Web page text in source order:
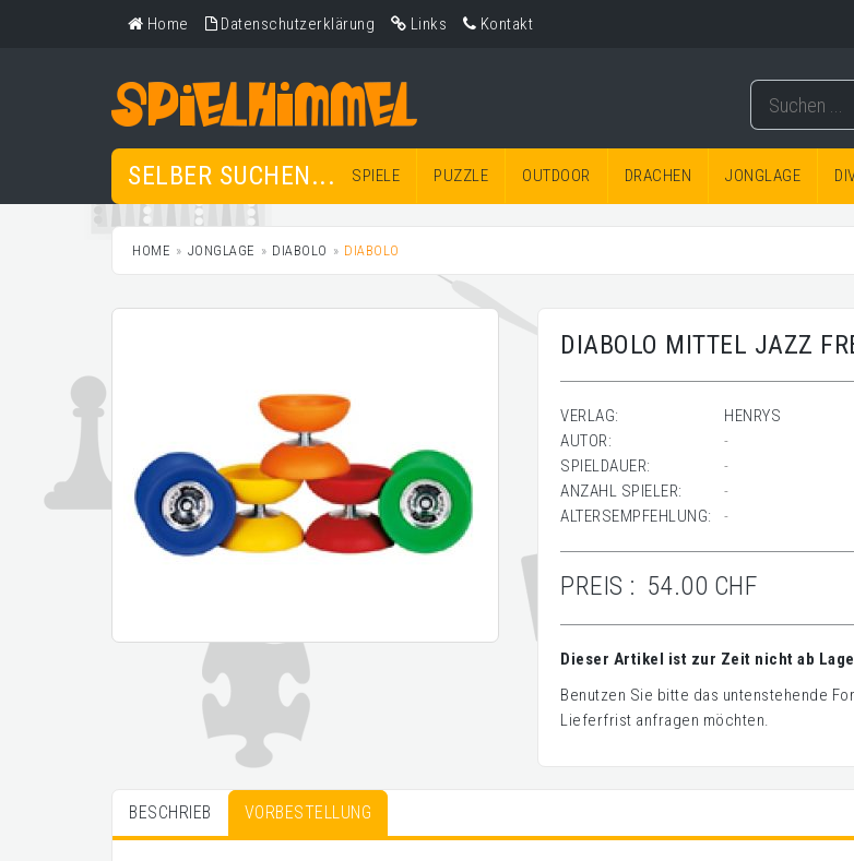
Home Datenschutzerklärung Links Kontakt
SELBER SUCHEN... SPIELE PUZZLE OUTDOOR DRACHEN JONGLAGE
HOME JONGLAGE DIABOLO DIABOLO
DIABOLO MITTEL JAZZ
VERLAG:
HENRYS
AUTOR:
-
SPIELDAUER:
-
ANZAHL SPIELER:
-
ALTERSEMPFEHLUNG:
-
PREIS : 54.00 CHF
Dieser Artikel ist zur Zeit nicht ab
Benutzen Sie bitte das untenstehende
Lieferfrist anfragen möchten.
BESCHRIEB VORBESTELLUNG